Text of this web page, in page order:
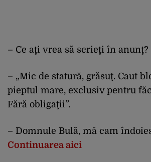
– Ce aţi vrea să scrieţi în anunţ?
– „Mic de statură, grăsuţ. Caut
pieptul mare, exclusiv pentru
Fără obligaţii”.
– Domnule Bulă, mă cam
Continuarea aici